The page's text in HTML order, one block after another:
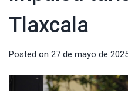
Tlaxcala
Posted on 27 de mayo de